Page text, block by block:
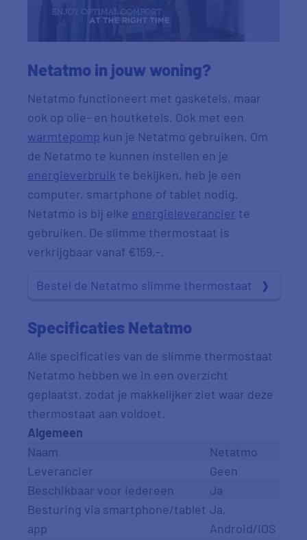
Netatmo in jouw woning?
Netatmo functioneert met gasketels, maar
ook op olie- en houtketels. Ook met een
warmtepomp kun je Netatmo gebruiken. Om
de Netatmo te kunnen instellen en je
energieverbruik te bekijken, heb je een
computer, smartphone of tablet nodig.
Netatmo is bij elke energieleverancier te
gebruiken. De slimme thermostaat is
verkrijgbaar vanaf €159,-.
Bestel de Netatmo slimme thermostaat
Specificaties Netatmo
Alle specificaties van de slimme thermostaat
Netatmo hebben we in een overzicht
geplaatst, zodat je makkelijker ziet waar deze
thermostaat aan voldoet.
Algemeen
Naam
Netatmo
Leverancier
Geen
Beschikbaar voor iedereen
Ja
Besturing via smartphone/tablet
app
Ja,
Android/iOS